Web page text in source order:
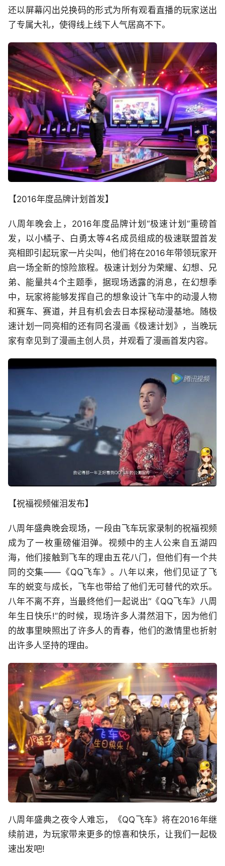
还以屏幕闪出兑换码的形式为所有观看直播的玩家送出
了专属大礼，使得线上线下人气居高不下。
【2016年度品牌计划首发】
八周年晚会上，2016年度品牌计划“极速计划”重磅首
发，以小橘子、白勇太等4名成员组成的极速联盟首发
亮相即引起玩家一片尖叫，他们将在2016年带领玩家开
启一场全新的惊险旅程。极速计划分为荣耀、幻想、兄
弟、能量共4个主题季，据现场透露的消息，在幻想季
中，玩家将能够发挥自己的想象设计飞车中的动漫人物
和赛车、赛道，并且有机会去日本探秘动漫基地。随极
速计划一同亮相的还有同名漫画《极速计划》，当晚玩
家有幸见到了漫画主创人员，并观看了漫画首发内容。
【祝福视频催泪发布】
八周年盛典晚会现场，一段由飞车玩家录制的祝福视频
成为了一枚重磅催泪弹。视频中的主人公来自五湖四
海，他们接触到飞车的理由五花八门，但他们有一个共
同的交集——《QQ飞车》。八年以来，他们见证了飞
车的蜕变与成长，飞车也带给了他们无可替代的欢乐。
八年不离不弃，当最终他们一起说出“《QQ飞车》八周
年生日快乐!”的时候，现场许多人潸然泪下，因为他们
的故事里映照出了许多人的青春，他们的激情里也折射
出许多人坚持的理由。
八周年盛典之夜令人难忘，《QQ飞车》将在2016年继
续前进，为玩家带来更多的惊喜和快乐，让我们一起极
速出发吧!